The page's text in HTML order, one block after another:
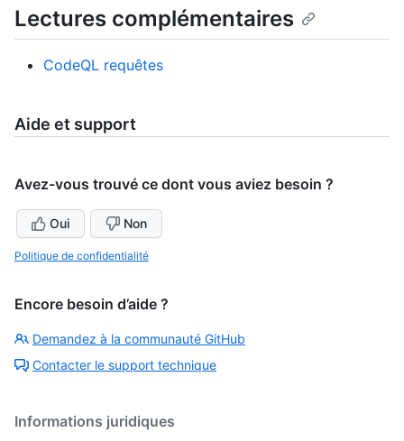
Lectures complémentaires
CodeQL requêtes
Aide et support
Avez-vous trouvé ce dont vous aviez besoin ?
Oui Non
Politique de confidentialité
Encore besoin d’aide ?
Demandez à la communauté GitHub
Contacter le support technique
Informations juridiques